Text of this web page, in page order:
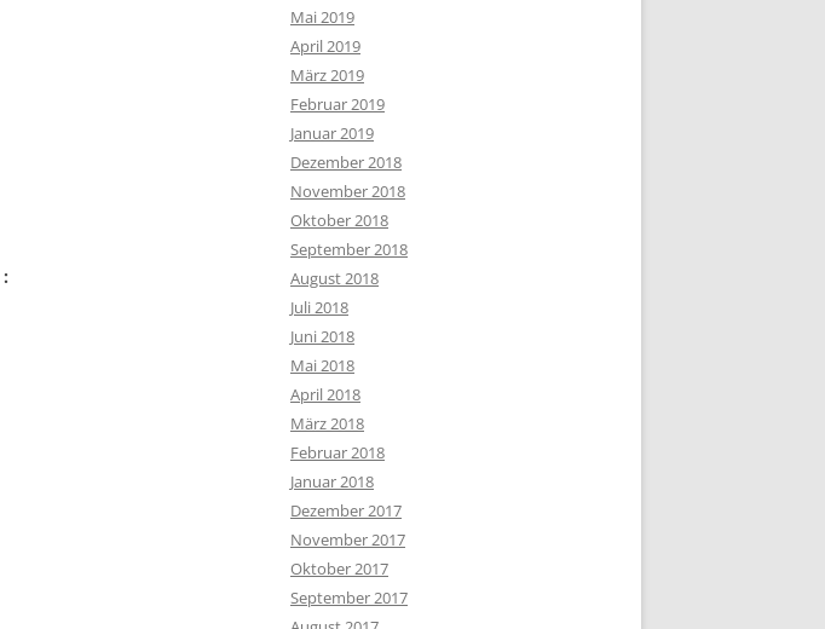
:
Mai 2019
April 2019
März 2019
Februar 2019
Januar 2019
Dezember 2018
November 2018
Oktober 2018
September 2018
August 2018
Juli 2018
Juni 2018
Mai 2018
April 2018
März 2018
Februar 2018
Januar 2018
Dezember 2017
November 2017
Oktober 2017
September 2017